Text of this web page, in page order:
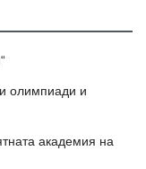
олимпиади и
академия на